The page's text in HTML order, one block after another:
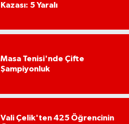
Kazası: 5 Yaralı
Masa Tenisi'nde Çifte
Şampiyonluk
Vali Çelik'ten 425 Öğrencinin